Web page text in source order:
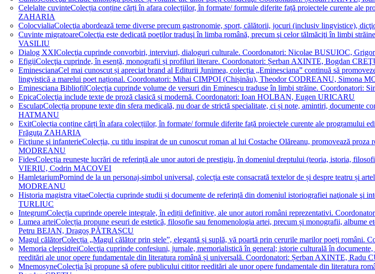
Celelalte cuvinteColecția conține cărți în afara colecțiilor, în formate/ formule diferite față proiectele curente ale
ZAHARIA
ColocvialiaColecţia abordează teme diverse precum gastronomie, sport, călătorii, jocuri (inclusiv lingvistice),
Cuvinte migratoareColecţia este dedicată poeţilor traduşi în limba română, precum şi celor tălmăciţi în limbi
VASILIU
Dialog XXIColecţia cuprinde convorbiri, interviuri, dialoguri culturale. Coordonatori: Nicolae BUSUIOC,
EfigiiColecţia cuprinde, în esență, monografii și profiluri literare. Coordonatori: Șerban AXINTE, Bogdan
EminescianaCel mai cunoscut și apreciat brand al Editurii Junimea, colecția „Eminesciana” continuă să
lingvistică a marelui poet național. Coordonatori: Mihai CIMPOI (Chișinău), Theodor CODREANU, Simona
Eminesciana BibliofilColecția cuprinde volume de versuri din Eminescu traduse în limbi străine.
EpicaColecţia include texte de proză clasică și modernă. Coordonatori: Ioan HOLBAN, Eugen URICARU
EsculapColecția propune texte din sfera medicală, nu doar de strictă specialitate, ci și note, amintiri, documente
HATMANU
ExitColecția conține cărți în afara colecțiilor, în formate/ formule diferite față proiectele curente ale
Frăguţa ZAHARIA
Ficţiune şi infanterieColecția, cu titlu inspirat de un cunoscut roman al lui Costache Olăreanu, promovează
MODREANU
FidesColecția reunește lucrări de referință ale unor autori de prestigiu, în domeniul dreptului (teoria, istoria,
VIERIU, Codrin MACOVEI
HamletariumPornind de la un personaj-simbol universal, colecția este consacrată textelor de și despre teatru și
MODREANU
Historia magistra vitaeColecția cuprinde studii și documente de referință din domeniul istoriografiei naţionale
TURLIUC
IntegrumColecția cuprinde operele integrale, în ediții definitive, ale unor autori români reprezentativi.
Lumea arteiColecția propune eseuri de estetică, filosofie sau fenomenologia artei, precum și monografii, albume
Petru BEJAN, Dragoș PĂTRAȘCU
Magul călătorColecția „Magul călător prin stele”, elegantă și suplă, vă poartă prin cerurile marilor poeți români.
Memoria clepsidreiColecţia cuprinde confesiuni, jurnale, memorialistică în general; istorie culturală în
reeditări ale unor opere fundamentale din literatura română și universală. Coordonatori: Șerban AXINTE, Radu
MnemosyneColecția își propune să ofere publicului cititor reeditări ale unor opere fundamentale din literatura